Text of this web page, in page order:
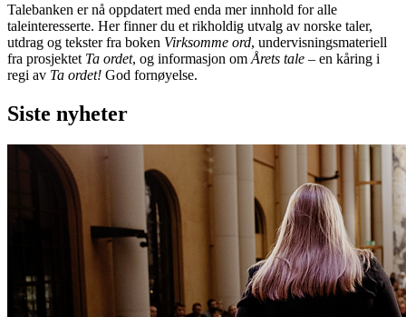
Talebanken er nå oppdatert med enda mer innhold for alle
taleinteresserte. Her finner du et rikholdig utvalg av norske taler,
utdrag og tekster fra boken Virksomme ord, undervisningsmateriell
fra prosjektet Ta ordet, og informasjon om Årets tale – en kåring i
regi av Ta ordet! God fornøyelse.
Siste nyheter